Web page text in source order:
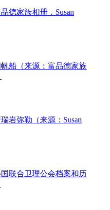
德家族相册，Susan
船（来源：富品德家族
岩弥勒（来源：Susan
联合卫理公会档案和历